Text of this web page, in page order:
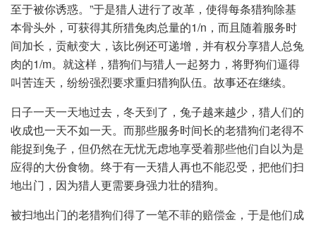
至于被你诱惑。”于是猎人进行了改革，使得每条猎狗除基
本骨头外，可获得其所猎兔肉总量的1/n，而且随着服务时
间加长，贡献变大，该比例还可递增，并有权分享猎人总兔
肉的1/m。就这样，猎狗们与猎人一起努力，将野狗们逼得
叫苦连天，纷纷强烈要求重归猎狗队伍。故事还在继续。
日子一天一天地过去，冬天到了，兔子越来越少，猎人们的
收成也一天不如一天。而那些服务时间长的老猎狗们老得不
能捉到兔子，但仍然在无忧无虑地享受着那些他们自以为是
应得的大份食物。终于有一天猎人再也不能忍受，把他们扫
地出门，因为猎人更需要身强力壮的猎狗。
被扫地出门的老猎狗们得了一笔不菲的赔偿金，于是他们成